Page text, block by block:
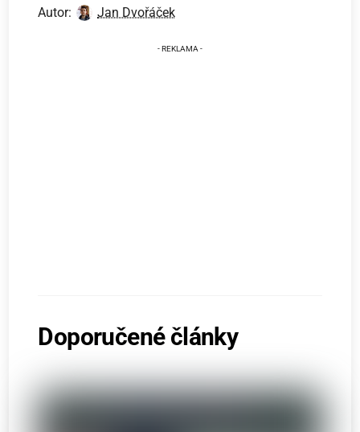
Autor: Jan Dvořáček
Doporučené články